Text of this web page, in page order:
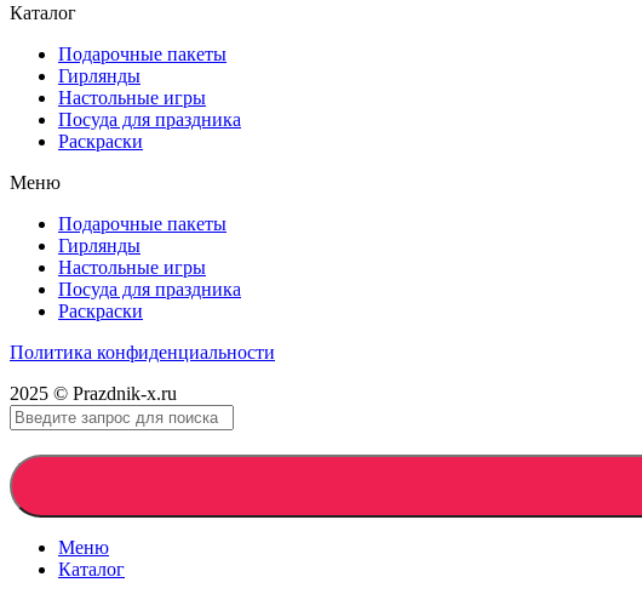
Каталог
Подарочные пакеты
Гирлянды
Настольные игры
Посуда для праздника
Раскраски
Меню
Подарочные пакеты
Гирлянды
Настольные игры
Посуда для праздника
Раскраски
Политика конфиденциальности
2025 © Prazdnik-x.ru
Меню
Каталог